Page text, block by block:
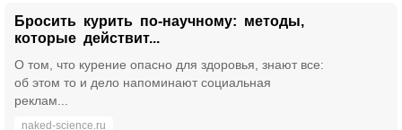
Бросить курить по-научному: методы,
которые действит...
О том, что курение опасно для здоровья, знают все:
об этом то и дело напоминают социальная
реклам...
naked-science.ru